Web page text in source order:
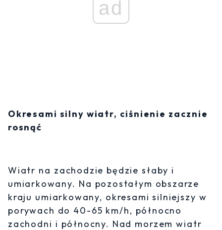
ad
Okresami silny wiatr, ciśnienie zacznie
rosnąć
Wiatr na zachodzie będzie słaby i
umiarkowany. Na pozostałym obszarze
kraju umiarkowany, okresami silniejszy w
porywach do 40-65 km/h, północno
zachodni i północny. Nad morzem wiatr